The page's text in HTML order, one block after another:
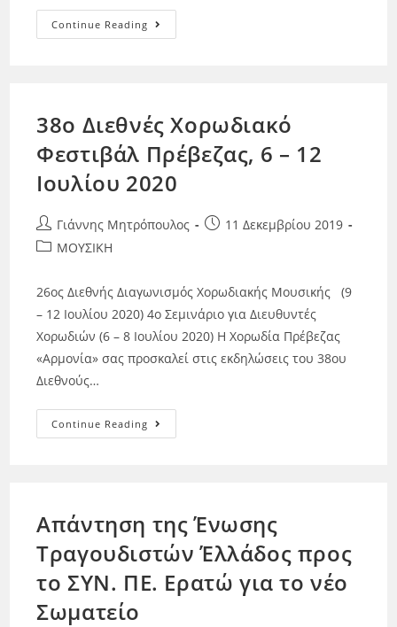
Continue Reading
38ο Διεθνές Χορωδιακό
Φεστιβάλ Πρέβεζας, 6 – 12
Ιουλίου 2020
Γιάννης Μητρόπουλος
11 Δεκεμβρίου 2019
ΜΟΥΣΙΚΗ
26ος Διεθνής Διαγωνισμός Χορωδιακής Μουσικής (9
– 12 Ιουλίου 2020) 4ο Σεμινάριο για Διευθυντές
Χορωδιών (6 – 8 Ιουλίου 2020) Η Χορωδία Πρέβεζας
«Αρμονία» σας προσκαλεί στις εκδηλώσεις του 38ου
Διεθνούς…
Continue Reading
Απάντηση της Ένωσης
Τραγουδιστών Έλλάδος προς
το ΣΥΝ. ΠΕ. Ερατώ για το νέο
Σωματείο